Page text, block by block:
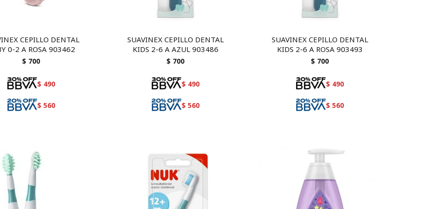
CEPILLO DENTAL
0-2 A ROSA 903462
$ 700
$ 490
$ 560
SUAVINEX CEPILLO DENTAL
KIDS 2-6 A AZUL 903486
$ 700
$ 490
$ 560
SUAVINEX CEPILLO DENTAL
KIDS 2-6 A ROSA 903493
$ 700
$ 490
$ 560